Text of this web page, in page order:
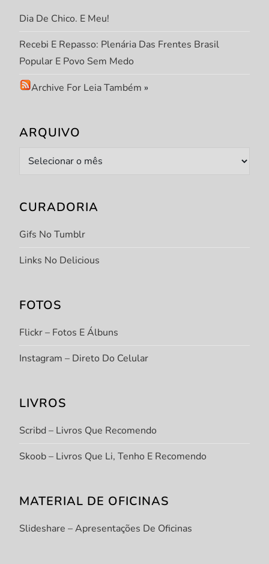
Dia De Chico. E Meu!
Recebi E Repasso: Plenária Das Frentes Brasil
Popular E Povo Sem Medo
Archive For Leia Também »
ARQUIVO
Arquivo
CURADORIA
Gifs No Tumblr
Links No Delicious
FOTOS
Flickr – Fotos E Álbuns
Instagram – Direto Do Celular
LIVROS
Scribd – Livros Que Recomendo
Skoob – Livros Que Li, Tenho E Recomendo
MATERIAL DE OFICINAS
Slideshare – Apresentações De Oficinas